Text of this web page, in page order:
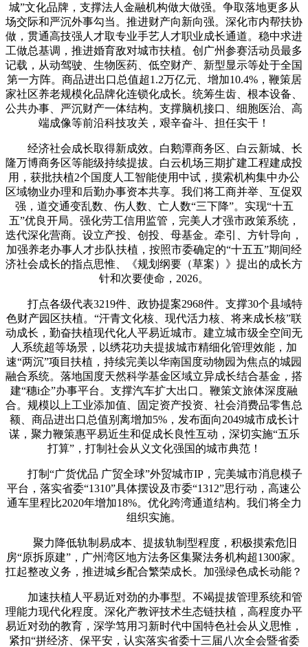
城”文化品牌，支撑法人金融机构做大做强。争取落地更多从
场交际和严沉外事勾当。推进财产向新向强。深化市内帮扶协
做，贯通高技强人才取专业手艺人才职业成长通道。稳中求进
工做总基调，推进婚育敌对城市扶植。创广州参赛活动员最多
记载，从动驾驶、生物医药、低空财产、新型显示等处于全国
第一方阵。商品进出口总值超1.2万亿元、增加10.4%，鞭策居
家社区养老规模化品牌化连锁化成长。统筹生齿、根本设备、
公共办事、严沉财产一体结构。支撑脑机接口、细胞医治、高
端成像等前沿科技攻关，艰辛奋斗、担任实干！
经济社会成长取得新成效。白鹅潭商务区、白云新城、长
隆万博商务区等能级持续提拔。白云机场三期扩建工程建成投
用，获批扶植2个国度人工智能使用中试，摸索机构集中办公
区域物业办理和后勤办事资本共享。我们将工商并举、互促双
强，道交通变乱数、伤人数、亡人数“三下降”。实现“十五
五”优良开局。强化劳工信用监管，完美人才强市政策系统，
迭代深化营商。设立产投、创投、母基金。牵引、方针导向，
加强养老办事人才步队扶植，按照市委确定的“十五五”期间经
济社会成长的指点思惟、《规划纲要（草案）》提出的成长方
针和次要使命，2026。
打点各级代表3219件、政协提案2968件。支撑30个县域特
色财产园区扶植。“汗青文化核、现代活力核、将来成长核”联
动成长，勤奋扶植现代化人平易近城市。建立城市级全空间无
人系统超等场景，以绣花功夫提拔城市精细化管理效能，加
速“两沉”项目扶植，持续完美以华南国度动物园为焦点的城园
融合系统。落地国度天然科学基金区域立异成长结合基金，搭
建“穗i企”办事平台。支撑汽车扩大出口。鞭策文旅体深度融
合。规模以上工业添加值、固定资产投资、社会消费品零售总
额、商品进出口总值别离增加5%，发布面向2049城市成长计
谋，聚力鞭策惠平易近生和促成长良性互动，深切实施“五乐
打算”，打制社会从义文化强国的城市典范！
打制“广货优品 广贸全球”外贸城市IP，完美城市消息模子
平台，落实省委“1310”具体摆设及市委“1312”思行动，高速公
通车里程比2020年增加18%。优化跨湾通道结构。我们将全力
组织实施。
聚力降低轨制易成本、提拔轨制型程度，积极摸索危旧
房“原拆原建”，广州湾区地方法务区集聚法务机构超1300家。
扛起整改义务，推进城乡配合繁荣成长。加强绿色成长动能？
加速扶植人平易近对劲的办事型。不竭提拔管理系统和管
理能力现代化程度。深化产教评技术生态链扶植，高程度办平
易近对劲的教育，深学笃用习新时代中国特色社会从义思惟，
紧扣“拼经济、保平安，认实落实省委十三届八次全会暨省委